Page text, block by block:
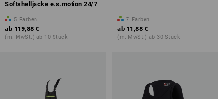
Softshelljacke e.s.motion 24/7
5 Farben
ab 119,88 €
(m. MwSt.) ab 10 Stück
7 Farben
ab 11,88 €
(m. MwSt.) ab 30 Stück